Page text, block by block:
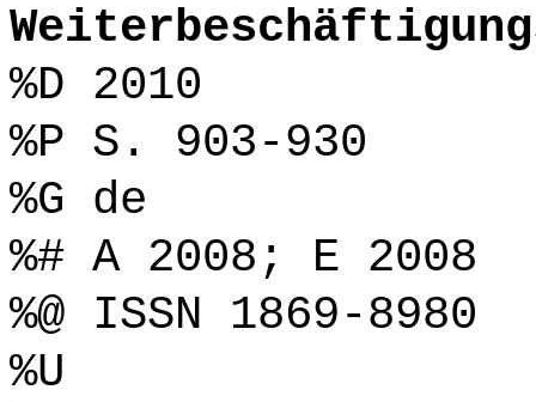
%D 2010
%P S. 903-930
%G de
%# A 2008; E 2008
%@ ISSN 1869-8980
%U